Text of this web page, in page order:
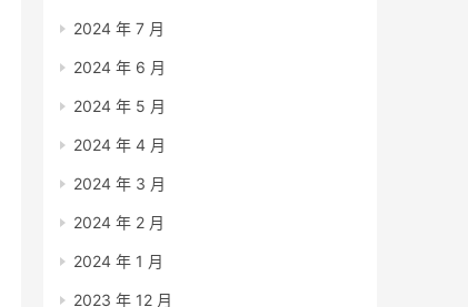
2024 年 7 月
2024 年 6 月
2024 年 5 月
2024 年 4 月
2024 年 3 月
2024 年 2 月
2024 年 1 月
2023 年 12 月